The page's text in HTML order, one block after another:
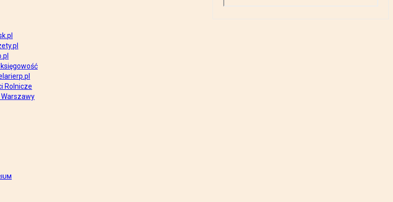
księgowość
Rolnicze
Warszawy